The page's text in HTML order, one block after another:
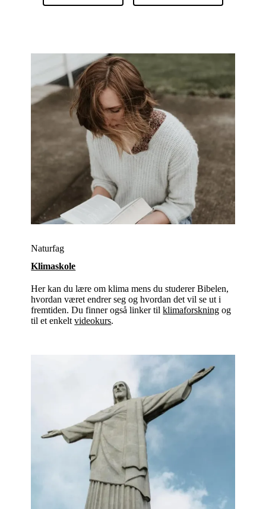
Naturfag
Klimaskole
Her kan du lære om klima mens du studerer Bibelen,
hvordan været endrer seg og hvordan det vil se ut i
fremtiden. Du finner også linker tilklimaforskning og
til et enkeltvideokurs.